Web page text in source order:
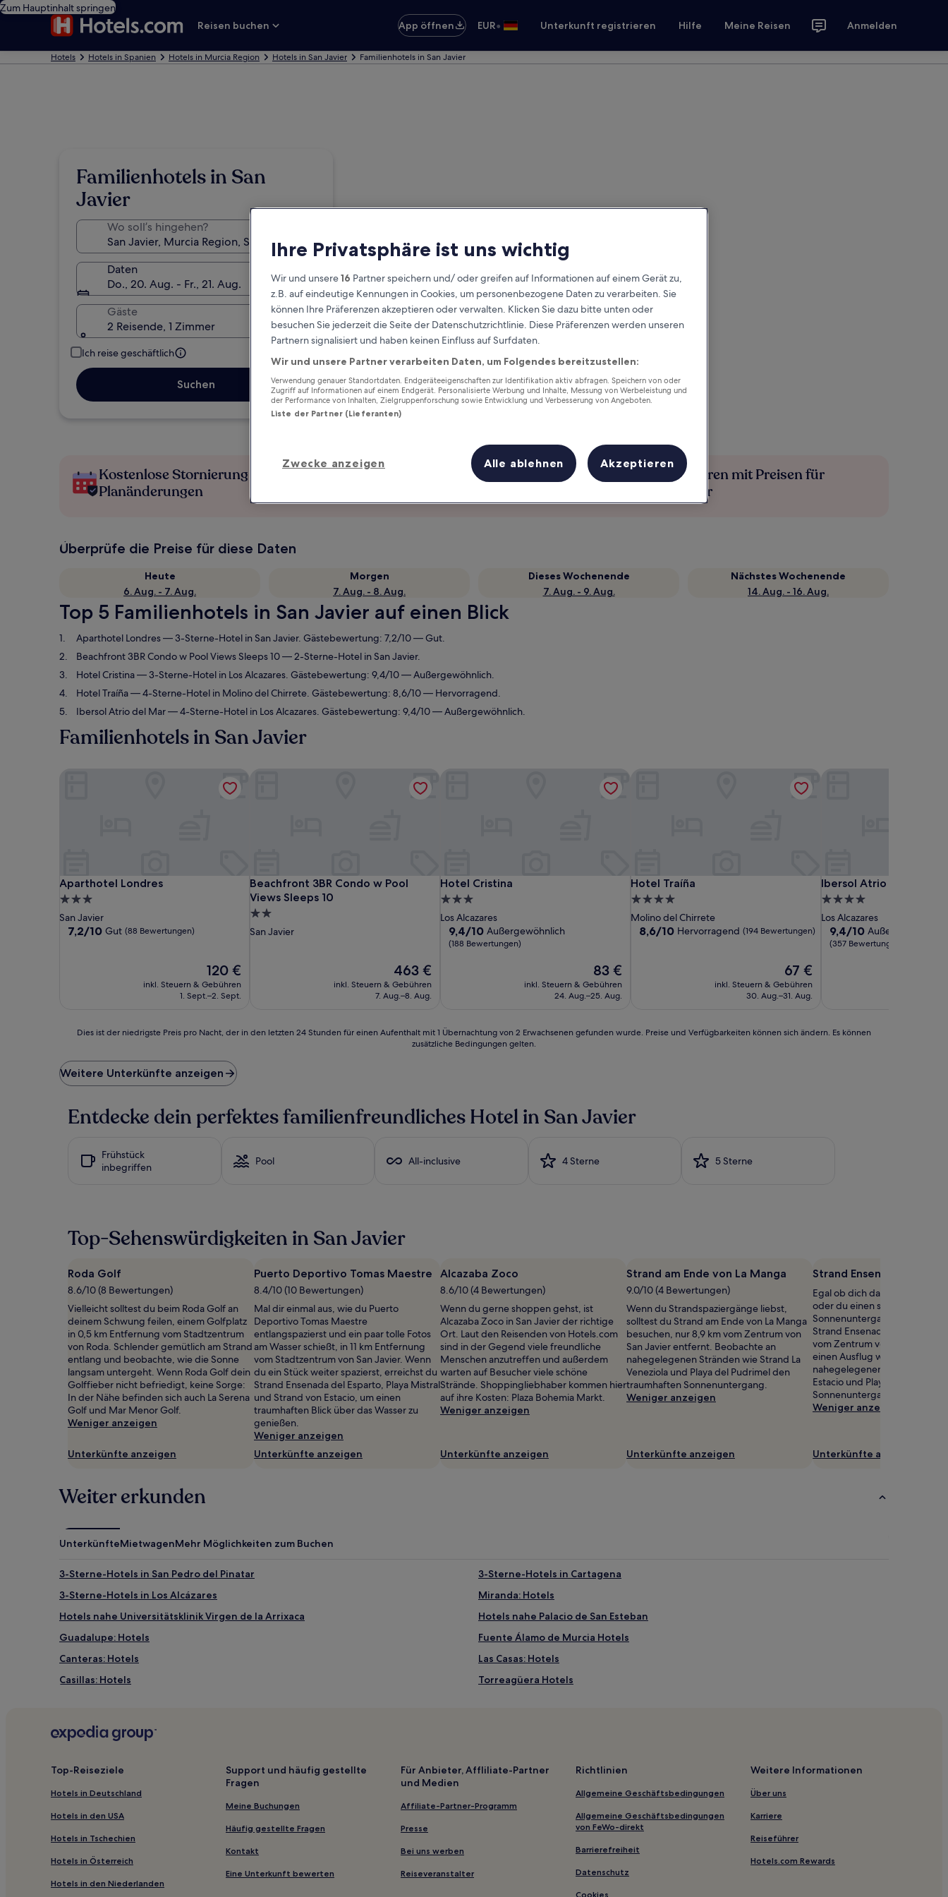
Zum Hauptinhalt springen
Reisen buchen
App öffnen EUR• Unterkunft registrieren Hilfe Meine Reisen Anmelden
Hotels Hotels in Spanien Hotels in Murcia Region Hotels in San Javier Familienhotels in San Javier
Familienhotels in San
Javier
Wo soll’s hingehen?
Daten
Do., 20. Aug. - Fr., 21. Aug.
Gäste
2 Reisende, 1 Zimmer
Ich reise geschäftlich
Suchen
Kostenlose Stornierung bei
Planänderungen
Verdiene Prämien für jede
Mehr sparen mit Preisen für
Mitglieder
Überprüfe die Preise für diese Daten
Heute
6. Aug. - 7. Aug.
Morgen
7. Aug. - 8. Aug.
Dieses Wochenende
7. Aug. - 9. Aug.
Nächstes Wochenende
14. Aug. - 16. Aug.
Top 5 Familienhotels in San Javier auf einen Blick
Aparthotel Londres— 3-Sterne-Hotel in San Javier. Gästebewertung: 7,2/10 — Gut.
Beachfront 3BR Condo w Pool Views Sleeps 10— 2-Sterne-Hotel in San Javier.
Hotel Cristina— 3-Sterne-Hotel in Los Alcazares. Gästebewertung: 9,4/10 — Außergewöhnlich.
Hotel Traíña— 4-Sterne-Hotel in Molino del Chirrete. Gästebewertung: 8,6/10 — Hervorragend.
Ibersol Atrio del Mar— 4-Sterne-Hotel in Los Alcazares. Gästebewertung: 9,4/10 — Außergewöhnlich.
Familienhotels in San Javier
Aparthotel Londres
Aparthotel Londres
3.0-
Sterne-
Unterkunft
San Javier
7.2
7,2/10 Gut (88 Bewertungen)
Der
Preis
beträgt
120 €
inkl. Steuern & Gebühren
1. Sept.–2. Sept.
Beachfront 3BR Condo w Pool
Views Sleeps 10
Beachfront 3BR Condo w Pool Views Sleeps 10
2.0-
Sterne-
San Javier
Der
Preis
beträgt
463 €
inkl. Steuern & Gebühren
7. Aug.–8. Aug.
Beachfront 3BR Condo w Pool Views Sleeps 10
Hotel Cristina
Hotel Cristina
3.0-
Sterne-
Unterkunft
Los Alcazares
9.4
von
9,4/10 Außergewöhnlich
(188 Bewertungen)
Der
Preis
beträgt
83 €
inkl. Steuern & Gebühren
24. Aug.–25. Aug.
Hotel Traíña
Hotel Traíña
4.0-
Sterne-
Unterkunft
Molino del Chirrete
8.6
8,6/10 Hervorragend (194 Bewertungen)
Der
Preis
beträgt
67 €
inkl. Steuern & Gebühren
30. Aug.–31. Aug.
Ibersol Atrio del Mar
Ibersol Atrio del Mar
4.0-
Sterne-
Unterkunft
Los Alcazares
9.4
von
9,4/10 Außergewöhnlich
(357 Bewertungen)
der
niedrigste
Preis
Nacht,
der
letzten
24 Stunden
1 Übernachtung
von
gefunden
wurde.
und
Verfügbarkeiten
können
sich
ändern.
können
zusätzliche
Bedingungen
gelten.
Dies ist der niedrigste Preis pro Nacht, der in den letzten 24 Stunden für einen Aufenthalt mit 1 Übernachtung von 2 Erwachsenen gefunden wurde. Preise und Verfügbarkeiten können sich ändern. Es können
zusätzliche Bedingungen gelten.
Weitere Unterkünfte anzeigen
Entdecke dein perfektes familienfreundliches Hotel in San Javier
Frühstück
inbegriffen
Pool All-inclusive 4 Sterne 5 Sterne
Top-Sehenswürdigkeiten in San Javier
Roda Golf
8.6/10 (8 Bewertungen)
Vielleicht solltest du beim Roda Golf an
deinem Schwung feilen, einem Golfplatz
in 0,5 km Entfernung vom Stadtzentrum
von Roda. Schlender gemütlich am Strand
entlang und beobachte, wie die Sonne
langsam untergeht. Wenn Roda Golf dein
Golffieber nicht befriedigt, keine Sorge:
In der Nähe befinden sich auch La Serena
Golf und Mar Menor Golf.
Weniger anzeigen
Unterkünfte anzeigen
Puerto Deportivo Tomas Maestre
8.4/10 (10 Bewertungen)
Mal dir einmal aus, wie du Puerto
Deportivo Tomas Maestre
entlangspazierst und ein paar tolle Fotos
am Wasser schießt, in 11 km Entfernung
vom Stadtzentrum von San Javier. Wenn
du ein Stück weiter spazierst, erreichst du
Strand Ensenada del Esparto, Playa Mistral
und Strand von Estacio, um einen
traumhaften Blick über das Wasser zu
genießen.
Weniger anzeigen
Unterkünfte anzeigen
Alcazaba Zoco
8.6/10 (4 Bewertungen)
Wenn du gerne shoppen gehst, ist
Alcazaba Zoco in San Javier der richtige
Ort. Laut den Reisenden von Hotels.com
sind in der Gegend viele freundliche
Menschen anzutreffen und außerdem
warten auf Besucher viele schöne
Strände. Shoppingliebhaber kommen hier
auf ihre Kosten: Plaza Bohemia Markt.
Weniger anzeigen
Unterkünfte anzeigen
Strand am Ende von La Manga
9.0/10 (4 Bewertungen)
Wenn du Strandspaziergänge liebst,
solltest du Strand am Ende von La Manga
besuchen, nur 8,9 km vom Zentrum von
San Javier entfernt. Beobachte an
nahegelegenen Stränden wie Strand La
Veneziola und Playa del Pudrimel den
traumhaften Sonnenuntergang.
Weniger anzeigen
Unterkünfte anzeigen
Strand Ensenada del
Egal ob dich das
oder du einen spektakulären
Sonnenuntergang sehen
Strand Ensenada del Esparto
vom Zentrum von San Javier
einen Ausflug wert.
nahegelegenen Stränden wie
Estacio und Playa Mistral den
Sonnenuntergang.
Weniger anzeigen
Unterkünfte anzeigen
Weiter erkunden
UnterkünfteMietwagenMehr Möglichkeiten zum Buchen
3-Sterne-Hotels in San Pedro del Pinatar
3-Sterne-Hotels in Cartagena
3-Sterne-Hotels in Los Alcázares
Miranda: Hotels
Hotels nahe Universitätsklinik Virgen de la Arrixaca
Hotels nahe Palacio de San Esteban
Guadalupe: Hotels
Fuente Álamo de Murcia Hotels
Canteras: Hotels
Las Casas: Hotels
Casillas: Hotels
Torreagüera Hotels
Los Dolores: Hotels
Santo Ángel: Hotels
San Ginés: Hotels
La Mina: Hotels
Jerónimo y Avileses y Balsicas de Arriba: Hotels
Nonduermas: Hotels
Top-Reiseziele
Hotels in Deutschland
Hotels in den USA
Hotels in Tschechien
Hotels in Österreich
Hotels in den Niederlanden
Support und häufig gestellte
Fragen
Meine Buchungen
Häufig gestellte Fragen
Kontakt
Eine Unterkunft bewerten
Für Anbieter, Affliliate-Partner
und Medien
Affiliate-Partner-Programm
Presse
Bei uns werben
Reiseveranstalter
Richtlinien
Allgemeine Geschäftsbedingungen
Allgemeine Geschäftsbedingungen
von FeWo-direkt
Barrierefreiheit
Datenschutz
Cookies
Weitere Informationen
Über uns
Karriere
Reiseführer
Hotels.com Rewards
Ihre Privatsphäre ist uns wichtig
Wir und unsere16 Partner speichern und/ oder greifen auf Informationen auf einem Gerät zu,
z.B. auf eindeutige Kennungen in Cookies, um personenbezogene Daten zu verarbeiten. Sie
können Ihre Präferenzen akzeptieren oder verwalten. Klicken Sie dazu bitte unten oder
besuchen Sie jederzeit die Seite der Datenschutzrichtlinie. Diese Präferenzen werden unseren
Partnern signalisiert und haben keinen Einfluss auf Surfdaten.
Wir und unsere Partner verarbeiten Daten, um Folgendes bereitzustellen:
Verwendung genauer Standortdaten. Endgeräteeigenschaften zur Identifikation aktiv abfragen. Speichern von oder
Zugriff auf Informationen auf einem Endgerät. Personalisierte Werbung und Inhalte, Messung von Werbeleistung und
der Performance von Inhalten, Zielgruppenforschung sowie Entwicklung und Verbesserung von Angeboten.
Liste der Partner (Lieferanten)
Zwecke anzeigen Alle ablehnen Akzeptieren